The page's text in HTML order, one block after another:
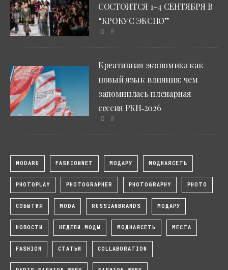
СОСТОИТСЯ 1–4 СЕНТЯБРЯ В
“КРОКУС ЭКСПО”
0
Креативная экономика как
новый язык влияния: чем
запомнилась пленарная
сессия РКН‑2026
0
MODARU FASHIONNET МОДАРУ МОДНАЯСЕТЬ
PHOTOPLAY PHOTOGRAPHER PHOTOGRAPHY PHOTO
СОБЫТИЯ MODA RUSSIANBRANDS МОДАРУ
НОВОСТИ НЕДЕЛИ МОДЫ МОДНАЯСЕТЬ МЕСТА
FASHION СТАТЬИ COLLABORATION